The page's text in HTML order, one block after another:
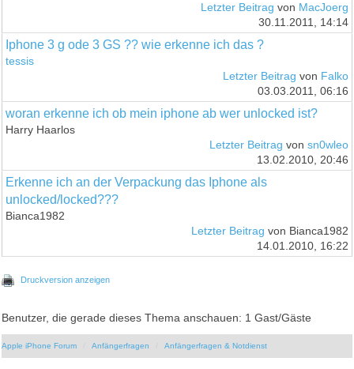
Letzter Beitrag von MacJoerg
30.11.2011, 14:14
Iphone 3 g ode 3 GS ?? wie erkenne ich das ?
tessis
Letzter Beitrag von Falko
03.03.2011, 06:16
woran erkenne ich ob mein iphone ab wer unlocked ist?
Harry Haarlos
Letzter Beitrag von sn0wleo
13.02.2010, 20:46
Erkenne ich an der Verpackung das Iphone als
unlocked/locked???
Bianca1982
Letzter Beitrag von Bianca1982
14.01.2010, 16:22
Druckversion anzeigen
Benutzer, die gerade dieses Thema anschauen: 1 Gast/Gäste
Apple iPhone Forum Anfängerfragen Anfängerfragen & Notdienst